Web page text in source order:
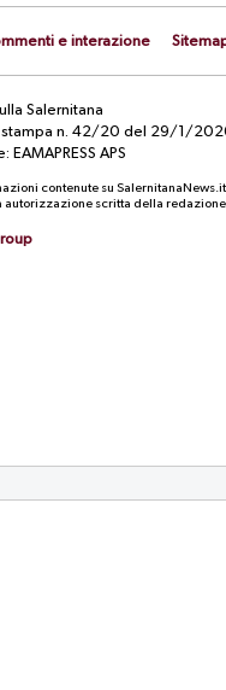
e interazione
Salernitana
stampa n. 42/20 del 29/1/
APS
contenute su SalernitanaNews.it
autorizzazione scritta della redazione